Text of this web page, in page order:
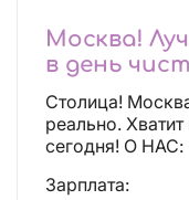
Москва!
в день
Столица!
реально.
Зарплата: